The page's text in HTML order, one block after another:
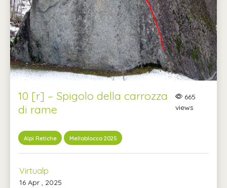
10 [r] – Spigolo della carrozza
di rame
665
views
Alpi Retiche Melloblocco 2025
Virtualp
16 Apr , 2025